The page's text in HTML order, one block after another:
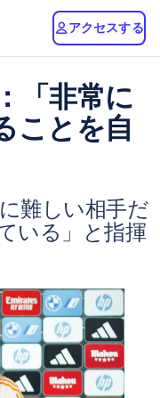
アクセスする
「非常に
ことを自
難しい相手だ
いる」と指揮